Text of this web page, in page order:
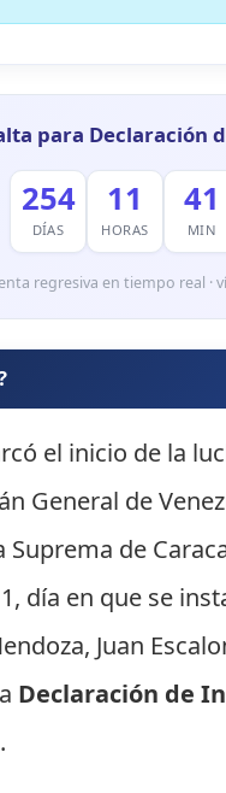
para Declaración
254
DÍAS
11
HORAS
41
MIN
regresiva en tiempo real ·
el inicio de la
General de
de
día en que se
Juan
Declaración de